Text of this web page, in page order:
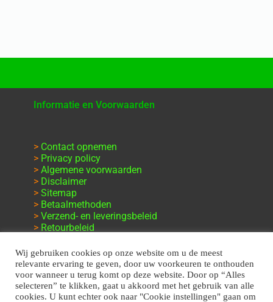
Informatie en Voorwaarden
> Contact opnemen
> Privacy policy
> Algemene voorwaarden
> Disclaimer
> Sitemap
> Betaalmethoden
> Verzend- en leveringsbeleid
> Retourbeleid
Wij gebruiken cookies op onze website om u de meest
relevante ervaring te geven, door uw voorkeuren te onthouden
voor wanneer u terug komt op deze website. Door op “Alles
selecteren” te klikken, gaat u akkoord met het gebruik van alle
cookies. U kunt echter ook naar "Cookie instellingen" gaan om